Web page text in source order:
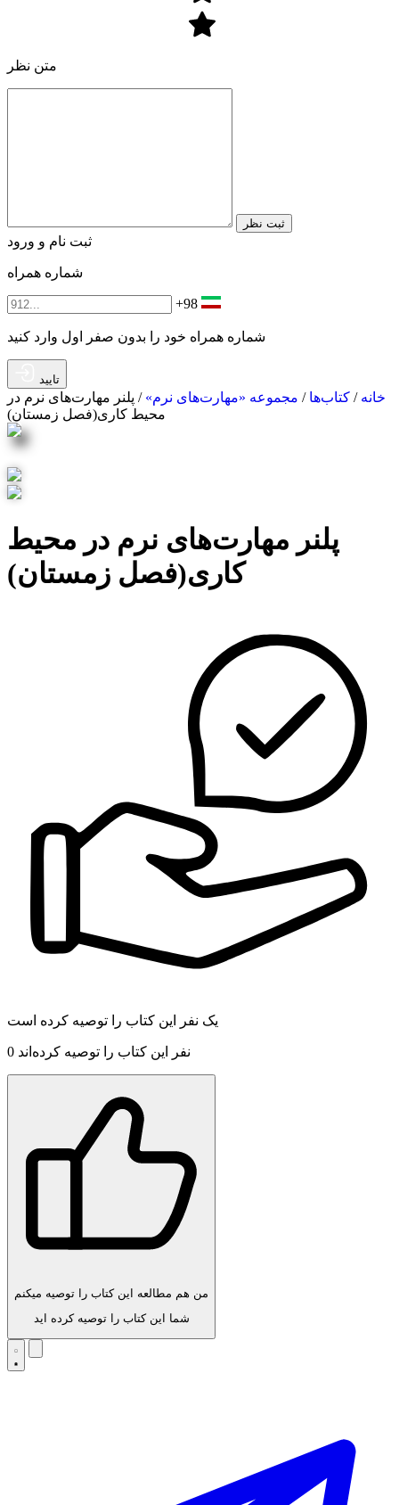
متن نظر
ثبت نظر
ثبت نام و ورود
شماره همراه
+98
شماره همراه خود را بدون صفر اول وارد کنید
تایید
خانه / کتاب‌ها / مجموعه «مهارت‌های نرم» / پلنر مهارت‌های نرم در
محیط کاری(فصل زمستان)
پلنر مهارت‌های نرم در محیط
کاری(فصل زمستان)
یک نفر این کتاب را توصیه کرده است
0 نفر این کتاب را توصیه کرده‌اند
من هم مطالعه این کتاب را توصیه میکنم
شما این کتاب را توصیه کرده اید